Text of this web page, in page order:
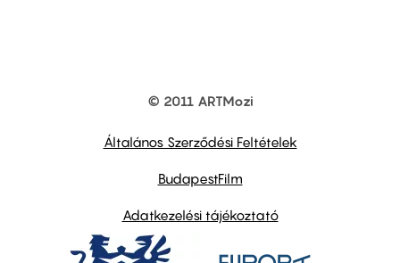
© 2011 ARTMozi
Általános Szerződési Feltételek
BudapestFilm
Adatkezelési tájékoztató